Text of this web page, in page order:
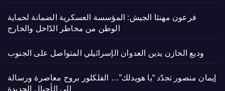
فرعون مهنئا الجيش: المؤسسة العسكرية الضمانة لحماية
الوطن من مخاطر الدّاخل والخارج
وديع الخازن يدين العدوان الإسرائيلي المتواصل على الجنوب
إيمان منصور تجدّد “يا هويدلك”… الفلكلور بروح معاصرة ورسالة
إلى الأجيال الجديدة